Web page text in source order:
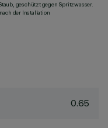
geschützt gegen Spritzwasser.
der Installation
0.65